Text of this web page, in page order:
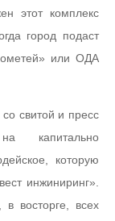
этот комплекс
город подаст
или ОДА
свитой и пресс
капитально
которую
инжиниринг».
восторге, всех